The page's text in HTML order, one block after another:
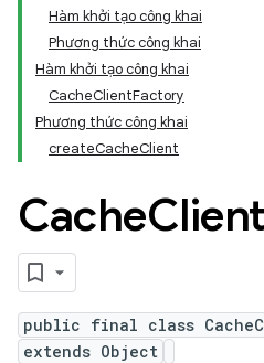
Hàm khởi tạo công khai
Phương thức công khai
Hàm khởi tạo công khai
CacheClientFactory
Phương thức công khai
createCacheClient
CacheClient
public final class
extends Object